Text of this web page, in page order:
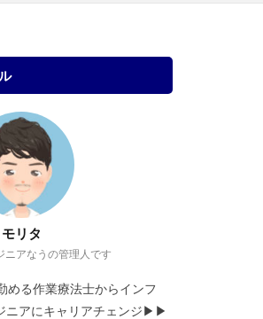
モリタ
ニアなうの管理人です
る作業療法士からインフ
ニアにキャリアチェンジ▶︎▶︎